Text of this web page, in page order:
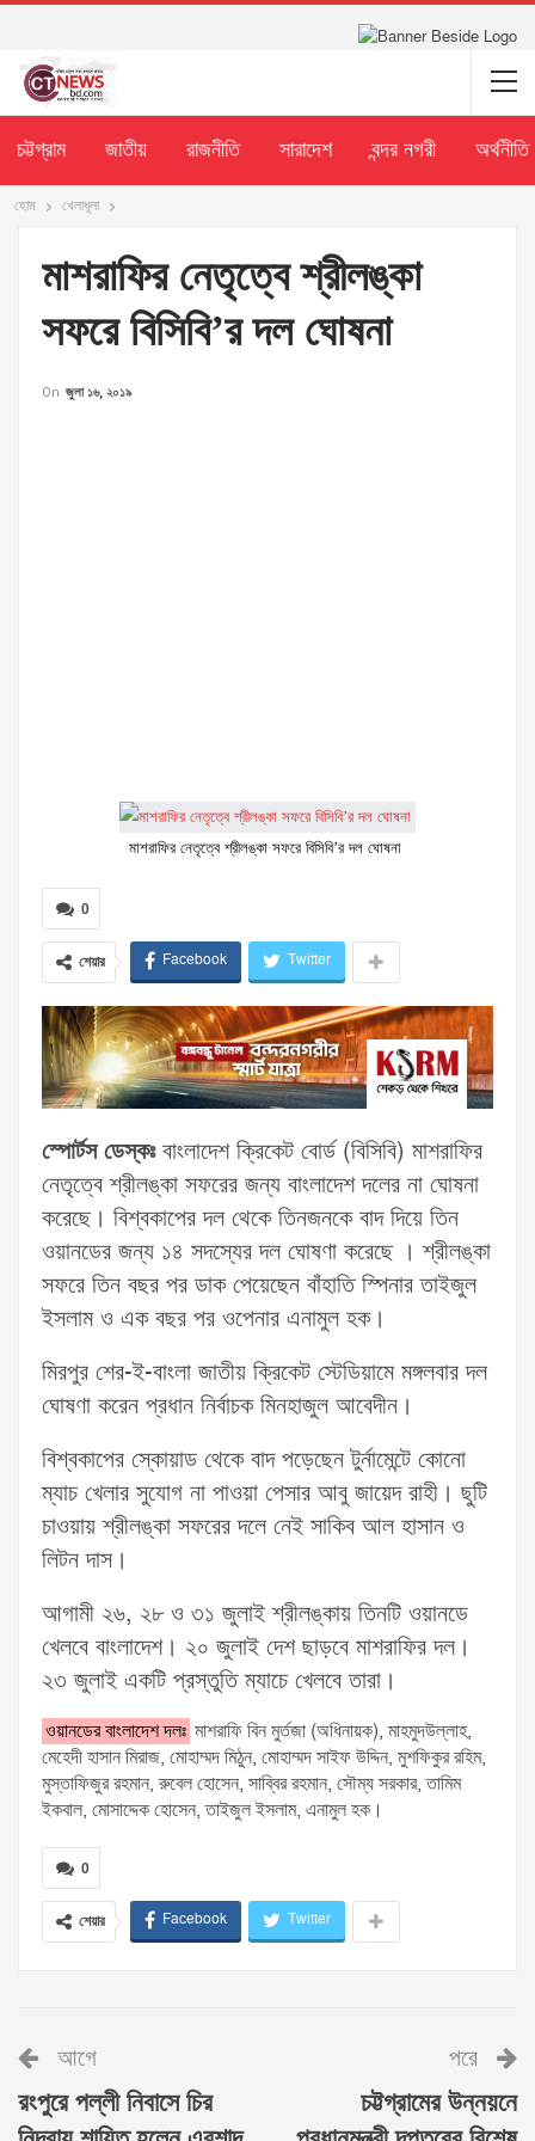
চট্টগ্রাম জাতীয় রাজনীতি সারাদেশ বন্দর নগরী অর্থনীতি
হোম খেলাধূলা
মাশরাফির নেতৃত্বে শ্রীলঙ্কা
সফরে বিসিবি’র দল ঘোষনা
On জুলা ১৬, ২০১৯
মাশরাফির নেতৃত্বে শ্রীলঙ্কা সফরে বিসিবি’র দল ঘোষনা
0
শেয়ার Facebook Twitter
স্পোর্টস ডেস্কঃবাংলাদেশ ক্রিকেট বোর্ড (বিসিবি) মাশরাফির
নেতৃত্বে শ্রীলঙ্কা সফরের জন্য বাংলাদেশ দলের না ঘোষনা
করেছে। বিশ্বকাপের দল থেকে তিনজনকে বাদ দিয়ে তিন
ওয়ানডের জন্য ১৪ সদস্যের দল ঘোষণা করেছে । শ্রীলঙ্কা
সফরে তিন বছর পর ডাক পেয়েছেন বাঁহাতি স্পিনার তাইজুল
ইসলাম ও এক বছর পর ওপেনার এনামুল হক।
মিরপুর শের-ই-বাংলা জাতীয় ক্রিকেট স্টেডিয়ামে মঙ্গলবার দল
ঘোষণা করেন প্রধান নির্বাচক মিনহাজুল আবেদীন।
বিশ্বকাপের স্কোয়াড থেকে বাদ পড়েছেন টুর্নামেন্টে কোনো
ম্যাচ খেলার সুযোগ না পাওয়া পেসার আবু জায়েদ রাহী। ছুটি
চাওয়ায় শ্রীলঙ্কা সফরের দলে নেই সাকিব আল হাসান ও
লিটন দাস।
আগামী ২৬, ২৮ ও ৩১ জুলাই শ্রীলঙ্কায় তিনটি ওয়ানডে
খেলবে বাংলাদেশ। ২০ জুলাই দেশ ছাড়বে মাশরাফির দল।
২৩ জুলাই একটি প্রস্তুতি ম্যাচে খেলবে তারা।
ওয়ানডের বাংলাদেশ দলঃ মাশরাফি বিন মুর্তজা (অধিনায়ক), মাহমুদউল্লাহ,
মেহেদী হাসান মিরাজ, মোহাম্মদ মিঠুন, মোহাম্মদ সাইফ উদ্দিন, মুশফিকুর রহিম,
মুস্তাফিজুর রহমান, রুবেল হোসেন, সাব্বির রহমান, সৌম্য সরকার, তামিম
ইকবাল, মোসাদ্দেক হোসেন, তাইজুল ইসলাম, এনামুল হক।
0
শেয়ার Facebook Twitter
আগে
রংপুরে পল্লী নিবাসে চির
পরে
চট্টগ্রামের উন্নয়নে